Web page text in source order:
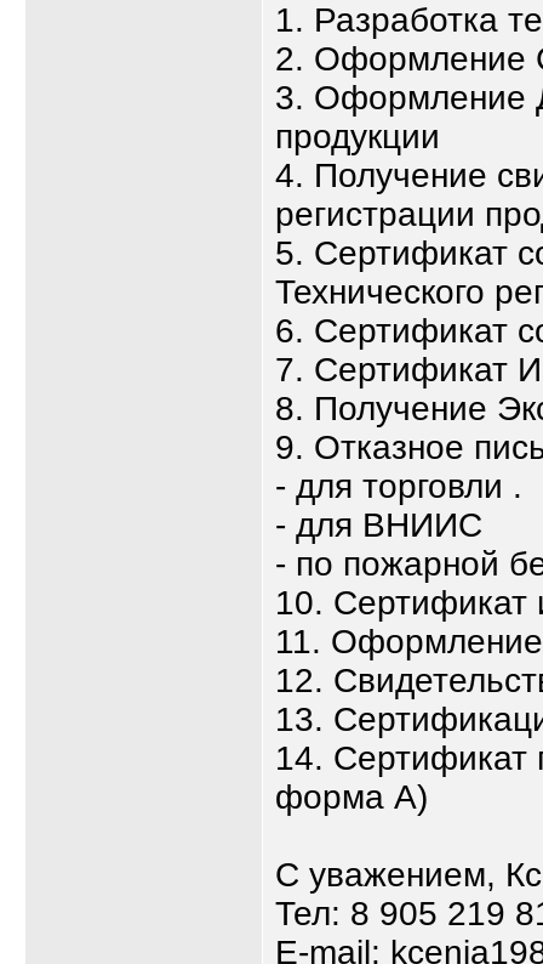
1. Разработка
2. Оформление
3. Оформление
продукции
4. Получение
регистрации
5. Сертификат
Технического
6. Сертификат
7. Сертификат
8. Получение
9. Отказное
- для торговли .
- для ВНИИС
- по пожарной
10. Сертификат
11.
12.
13.
14. Сертификат
форма А)
С уважением,
Тел: 8 905 219
E-mail: